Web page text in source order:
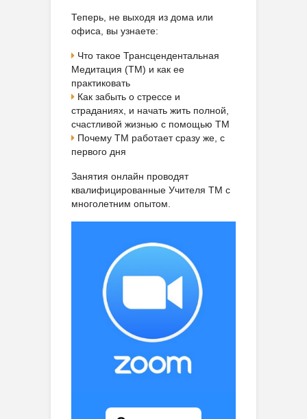
Теперь, не выходя из дома или
офиса, вы узнаете:
Что такое Трансцендентальная
Медитация (ТМ) и как ее
практиковать
Как забыть о стрессе и
страданиях, и начать жить полной,
счастливой жизнью с помощью ТМ
Почему ТМ работает сразу же, с
первого дня
Занятия онлайн проводят
квалифицированные Учителя ТМ с
многолетним опытом.